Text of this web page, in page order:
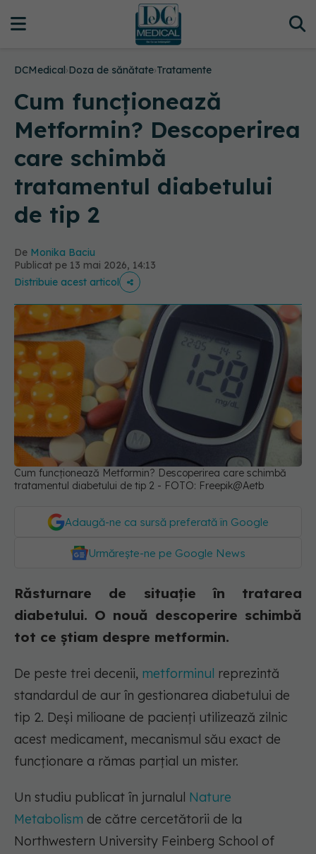
DCMedical›Doza de sănătate›Tratamente
Cum funcționează
Metformin? Descoperirea
care schimbă
tratamentul diabetului
de tip 2
De Monika Baciu
Publicat pe 13 mai 2026, 14:13
Distribuie acest articol
Cum funcționează Metformin? Descoperirea care schimbă
tratamentul diabetului de tip 2 - FOTO: Freepik@Aetb
Adaugă-ne ca sursă preferată în Google
Urmărește-ne pe Google News
Răsturnare de situație în tratarea
diabetului. O nouă descoperire schimbă
tot ce știam despre metformin.
De peste trei decenii, metforminul reprezintă
standardul de aur în gestionarea diabetului de
tip 2. Deși milioane de pacienți utilizează zilnic
acest medicament, mecanismul său exact de
funcționare a rămas parțial un mister.
Un studiu publicat în jurnalul Nature
Metabolism de către cercetătorii de la
Northwestern University Feinberg School of